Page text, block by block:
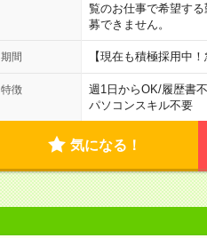
覧のお仕事で希望す
募できません。
期間 【現在も積極採用中
特徴 週1日からOK/履歴書
パソコンスキル不要
気になる！